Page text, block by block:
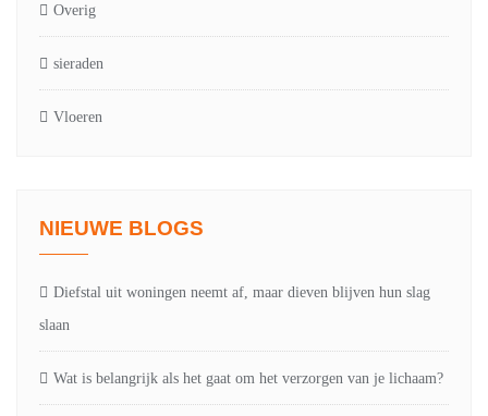
Overig
sieraden
Vloeren
NIEUWE BLOGS
Diefstal uit woningen neemt af, maar dieven blijven hun slag
slaan
Wat is belangrijk als het gaat om het verzorgen van je lichaam?